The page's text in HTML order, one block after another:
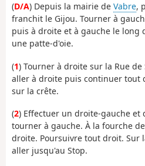
(D/A) Depuis la mairie de Vabre,
franchit le Gijou. Tourner à
puis à droite et à gauche le long
une patte-d'oie.
(1) Tourner à droite sur la Rue
aller à droite puis continuer tout
sur la crête.
(2) Effectuer un droite-gauche et
tourner à gauche. À la fourche
droite. Poursuivre tout droit. Sur
aller jusqu'au Stop.